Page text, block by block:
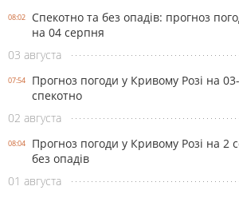
08:02
Спекотно та без опадів: прогноз
на 04 серпня
03 августа
07:54
Прогноз погоди у Кривому Розі на
спекотно
02 августа
08:04
Прогноз погоди у Кривому Розі на 2
без опадів
01 августа